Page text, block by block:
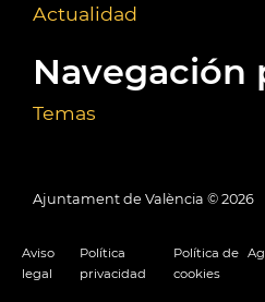
Actualidad
Navegación
Temas
Ajuntament de València © 2026
Aviso
legal
Política
privacidad
Política de
cookies